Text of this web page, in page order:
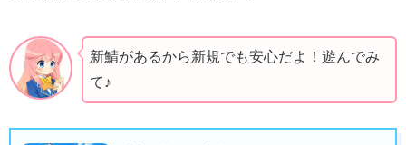
新鯖があるから新規でも安心だよ！遊んでみ
て♪